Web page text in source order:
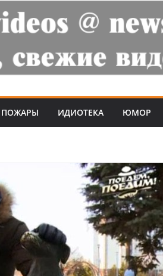
ПОЖАРЫ ИДИОТЕКА ЮМОР